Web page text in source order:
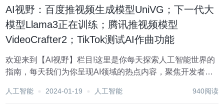
AI视野：百度推视频生成模型UniVG；下一代大
模型Llama3正在训练；腾讯推视频模型
VideoCrafter2；TikTok测试AI作曲功能
欢迎来到【AI视野】栏目!这里是你每天探索人工智能世界的
指南，每天我们为你呈现AI领域的热点内容，聚焦开发者，
了解：https://top.aibase.com/ ???AI应用 1、百度推出视频
人工智能 2024-01-19 人工智能 940阅读